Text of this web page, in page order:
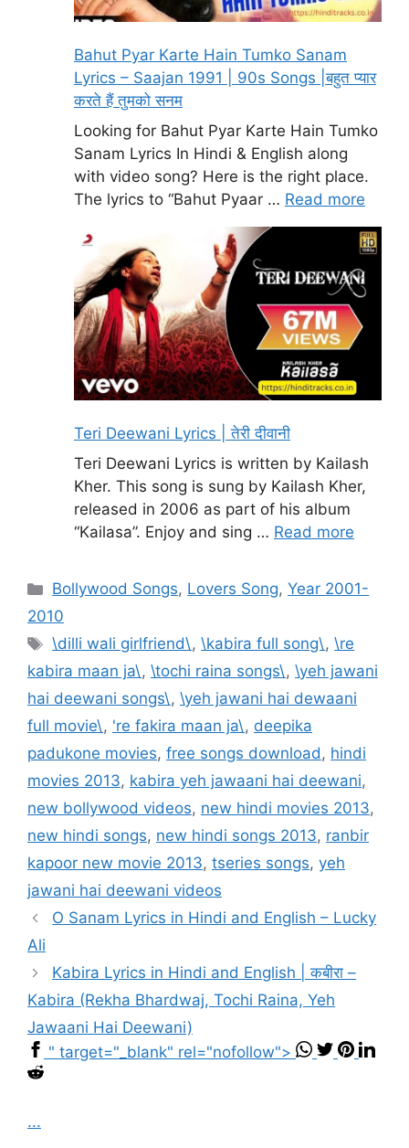
Bahut Pyar Karte Hain Tumko Sanam
Lyrics – Saajan 1991 | 90s Songs |बहुत प्यार
करते हैं तुमको सनम
Looking for Bahut Pyar Karte Hain Tumko
Sanam Lyrics In Hindi & English along
with video song? Here is the right place.
The lyrics to “Bahut Pyaar … Read more
Teri Deewani Lyrics | तेरी दीवानी
Teri Deewani Lyrics is written by Kailash
Kher. This song is sung by Kailash Kher,
released in 2006 as part of his album
“Kailasa”. Enjoy and sing … Read more
Categories
Bollywood Songs, Lovers Song,Year 2001-
2010
Tags
\dilli wali girlfriend\,\kabira full song\,\re
kabira maan ja\, \tochi raina songs\, \yeh jawani
hai deewani songs\, \yeh jawani hai dewaani
full movie\, 're fakira maan ja\, deepika
padukone movies, free songs download, hindi
movies 2013, kabira yeh jawaani hai deewani,
new bollywood videos, new hindi movies 2013,
new hindi songs, new hindi songs 2013, ranbir
kapoor new movie 2013, tseries songs, yeh
jawani hai deewani videos
O Sanam Lyrics in Hindi and English – Lucky
Ali
Kabira Lyrics in Hindi and English | कबीरा –
Kabira (Rekha Bhardwaj, Tochi Raina, Yeh
Jawaani Hai Deewani)
" target="_blank" rel="nofollow">
...